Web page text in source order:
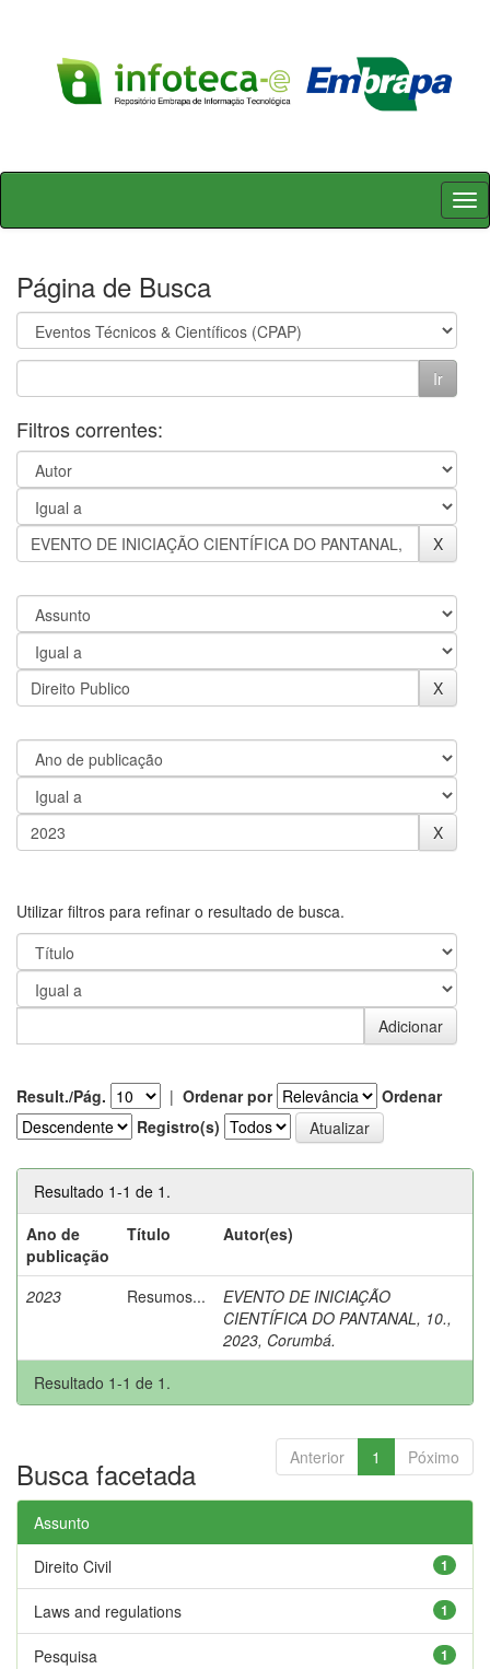
Skip
Página de Busca
Filtros correntes:
Utilizar filtros para refinar o resultado de busca.
Result./Pág. | Ordenar por
Ordenar
Registro(s)
Resultado 1-1 de 1.
Ano de
publicação
Título Autor(es)
2023 Resumos...
EVENTO DE INICIAÇÃO
CIENTÍFICA DO PANTANAL, 10.,
2023, Corumbá.
Resultado 1-1 de 1.
Anterior 1 Póximo
Busca facetada
Assunto
1
Direito Civil
1
Laws and regulations
1
Pesquisa